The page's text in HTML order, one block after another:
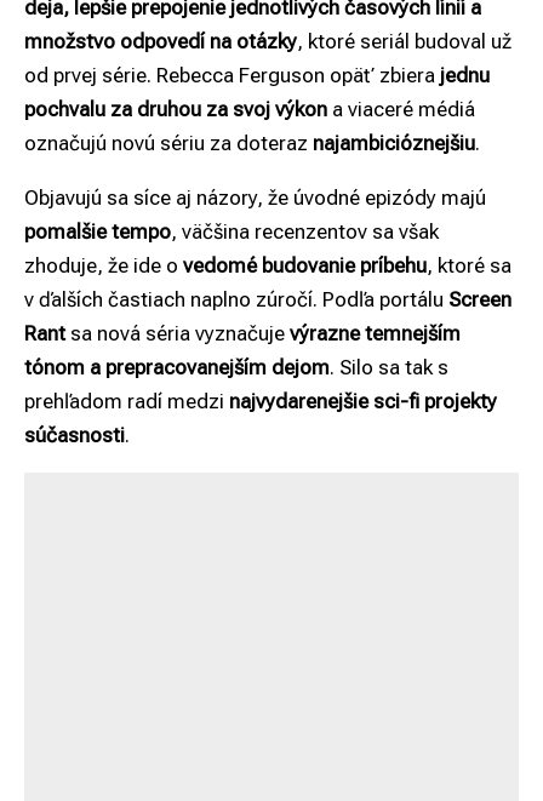
deja, lepšie prepojenie jednotlivých časových línií a
množstvo odpovedí na otázky, ktoré seriál budoval už
od prvej série. Rebecca Ferguson opäť zbiera jednu
pochvalu za druhou za svoj výkon a viaceré médiá
označujú novú sériu za doteraz najambicióznejšiu.
Objavujú sa síce aj názory, že úvodné epizódy majú
pomalšie tempo, väčšina recenzentov sa však
zhoduje, že ide o vedomé budovanie príbehu, ktoré sa
v ďalších častiach naplno zúročí. Podľa portálu Screen
Rantsa nová séria vyznačuje výrazne temnejším
tónom a prepracovanejším dejom. Silo sa tak s
prehľadom radí medzi najvydarenejšie sci-fi projekty
súčasnosti.